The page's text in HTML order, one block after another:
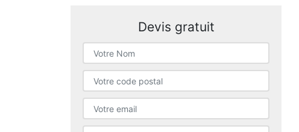
Devis gratuit